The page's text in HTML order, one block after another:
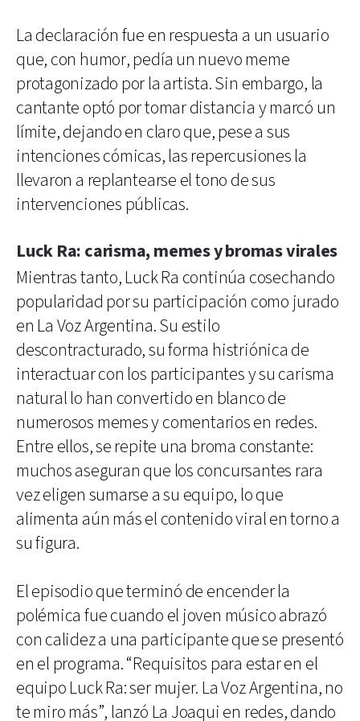
La declaración fue en respuesta a un usuario
que, con humor, pedía un nuevo meme
protagonizado por la artista. Sin embargo, la
cantante optó por tomar distancia y marcó un
límite, dejando en claro que, pese a sus
intenciones cómicas, las repercusiones la
llevaron a replantearse el tono de sus
intervenciones públicas.
Luck Ra: carisma, memes y bromas virales
Mientras tanto, Luck Ra continúa cosechando
popularidad por su participación como jurado
en La Voz Argentina. Su estilo
descontracturado, su forma histriónica de
interactuar con los participantes y su carisma
natural lo han convertido en blanco de
numerosos memes y comentarios en redes.
Entre ellos, se repite una broma constante:
muchos aseguran que los concursantes rara
vez eligen sumarse a su equipo, lo que
alimenta aún más el contenido viral en torno a
su figura.
El episodio que terminó de encender la
polémica fue cuando el joven músico abrazó
con calidez a una participante que se presentó
en el programa. “Requisitos para estar en el
equipo Luck Ra: ser mujer. La Voz Argentina, no
te miro más”, lanzó La Joaqui en redes, dando